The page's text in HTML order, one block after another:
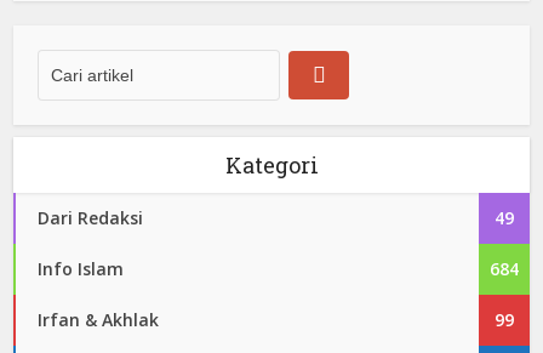
Kategori
Dari Redaksi 49
Info Islam 684
Irfan & Akhlak 99